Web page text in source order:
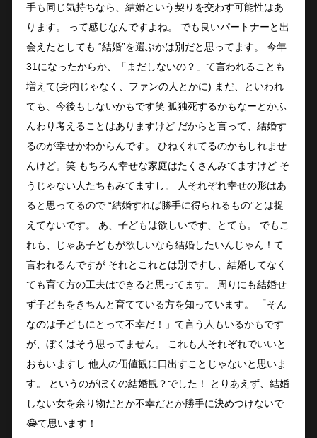
手も同じ気持ちなら、結婚という契りを交わす可能性はあ
ります。 って感じなんですよね。 でも良いパートナーと出
会えたとしても “結婚”を選ぶかは別だと思ってます。 今年
31になったからか、「まだしないの？」て言われることも
増えて(身内じゃなく、ファンの人とかに) まだ、といわれ
ても、今後もしないかもです笑 孤独死するかもなーとかふ
んわり考えることはありますけど だからと言って、結婚す
るのが幸せかわからんです。 ひねくれてるのかもしれませ
んけど。笑 もちろん幸せな家庭はたくさんみてますけど そ
うじゃない人たちもみてますし。 人それぞれ幸せの形はあ
ると思ってるので “結婚すれば勝手に得られるもの”とは捉
えてないです。 あ、子どもは欲しいです、とても。 でもこ
れも、じゃあ子どもが欲しいなら結婚したいんじゃん！て
言われるんですが それとこれとは別ですし、結婚してなく
ても育て方の工夫はできると思ってます。 周りにも結婚せ
ず子どもをきちんと育てている方を知っています。 「そん
なのは子どもにとって不幸だ！」て言う人もいるかもです
が、ぼくはそう思ってません。 これも人それぞれでいいと
おもいますし 他人の価値観に口出すことじゃないと思いま
す。 というのがぼくの結婚観？でした！ とりあえず、結婚
しない女を余り物だとか不幸だとか勝手に決めつけないで
😂て思います！